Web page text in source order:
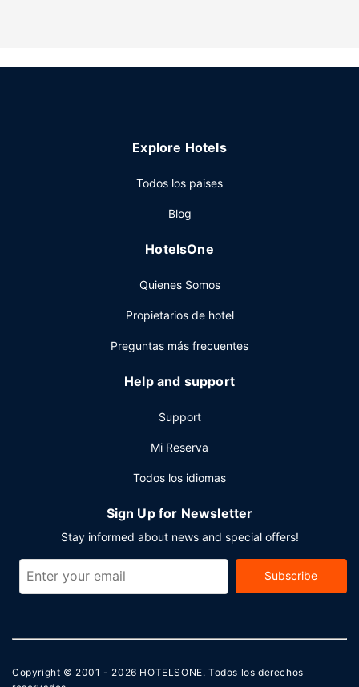
expendedora.
Hay un aparcamiento sin asistencia gratuito disponible.
Explore Hotels
Todos los paises
Blog
HotelsOne
Quienes Somos
Propietarios de hotel
Preguntas más frecuentes
Help and support
Support
Mi Reserva
Todos los idiomas
Sign Up for Newsletter
Stay informed about news and special offers!
Subscribe
Copyright © 2001 - 2026 HOTELSONE. Todos los derechos